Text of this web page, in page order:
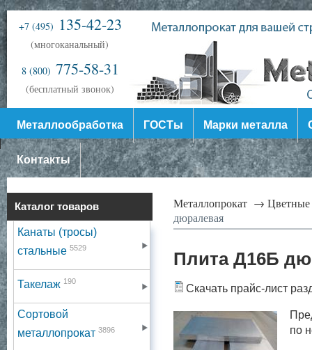
+7 (495) 135-42-23
(многоканальный)
8 (800) 775-58-31
(бесплатный звонок)
Металлообработка ГОСТы Марки металла
Контакты
Каталог товаров
Канаты (тросы)
стальные 5529
Такелаж 190
Сортовой
металлопрокат 3896
Металлопрокат →
дюралевая
Плита Д16Б
Скачать прайс-лист
по